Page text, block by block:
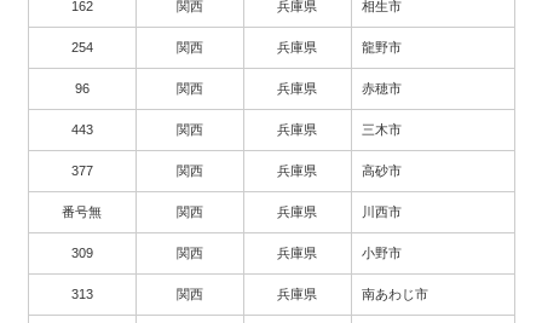
162 関西 兵庫県 相生市
254 関西 兵庫県 龍野市
96 関西 兵庫県 赤穂市
443 関西 兵庫県 三木市
377 関西 兵庫県 高砂市
番号無 関西 兵庫県 川西市
309 関西 兵庫県 小野市
313 関西 兵庫県 南あわじ市